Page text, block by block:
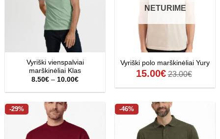
Vyriški vienspalviai
marškinėliai Klas
8.50€ – 10.00€Price
8.50€
NETURIME
Vyriški polo marškinėliai Yury
15.00€ 23.00€
-29% -46%